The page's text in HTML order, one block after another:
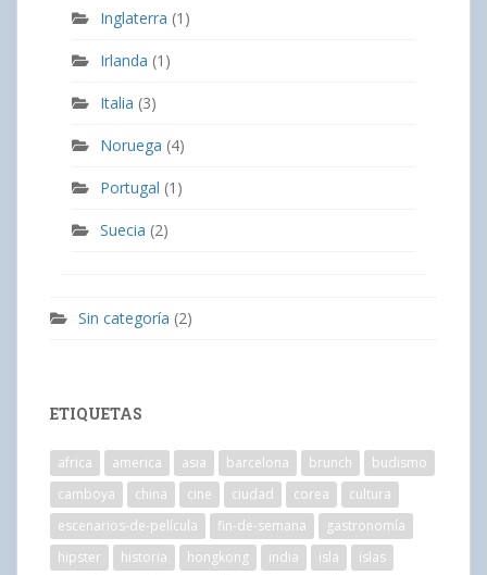
Inglaterra (1)
Irlanda (1)
Italia (3)
Noruega (4)
Portugal (1)
Suecia (2)
Sin categoría (2)
ETIQUETAS
africa america asia barcelona brunch
budismo
camboya
china cine ciudad corea
cultura
escenarios-de-película
fin-de-semana
gastronomía
hipster
historia hongkong india isla
islas